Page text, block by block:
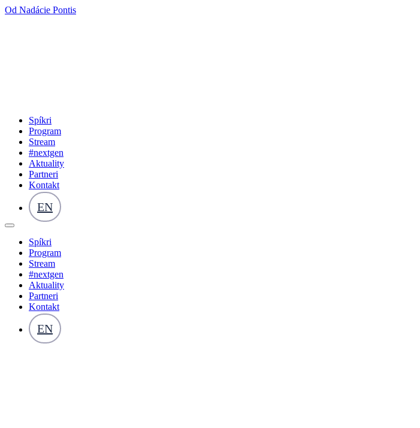
Od Nadácie Pontis
Spíkri
Program
Stream
#nextgen
Aktuality
Partneri
Kontakt
EN
Spíkri
Program
Stream
#nextgen
Aktuality
Partneri
Kontakt
EN